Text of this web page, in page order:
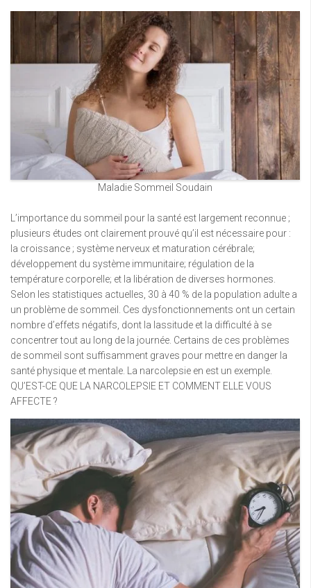
Maladie Sommeil Soudain
L’importance du sommeil pour la santé est largement reconnue ;
plusieurs études ont clairement prouvé qu’il est nécessaire pour :
la croissance ; système nerveux et maturation cérébrale;
développement du système immunitaire; régulation de la
température corporelle; et la libération de diverses hormones.
Selon les statistiques actuelles, 30 à 40 % de la population adulte a
un problème de sommeil. Ces dysfonctionnements ont un certain
nombre d’effets négatifs, dont la lassitude et la difficulté à se
concentrer tout au long de la journée. Certains de ces problèmes
de sommeil sont suffisamment graves pour mettre en danger la
santé physique et mentale. La narcolepsie en est un exemple.
QU’EST-CE QUE LA NARCOLEPSIE ET COMMENT ELLE VOUS
AFFECTE ?